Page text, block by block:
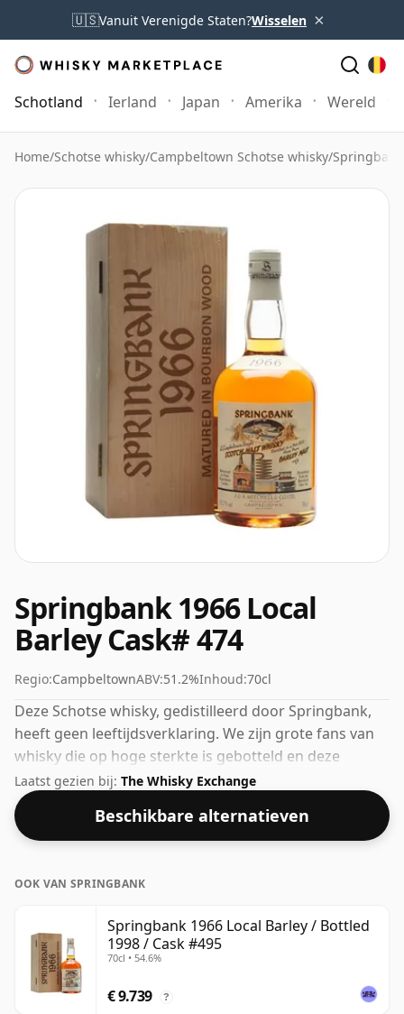
🇺🇸Vanuit Verenigde Staten?Wisselen ×
Schotland Ierland Japan Amerika Wereld
Home/Schotse whisky/Campbeltown Schotse whisky/
Springbank 1966 Local
Barley Cask# 474
Regio:CampbeltownABV:51.2%Inhoud:70cl
Deze Schotse whisky, gedistilleerd door Springbank,
heeft geen leeftijdsverklaring. We zijn grote fans van
whisky die op hoge sterkte is gebotteld en deze
botteling komt op een nette 51,2%.
Laatst gezien bij: The Whisky Exchange
Beschikbare alternatieven
OOK VAN SPRINGBANK
Springbank 1966 Local Barley / Bottled
1998 / Cask #495
70cl • 54.6%
€ 9.739 ?